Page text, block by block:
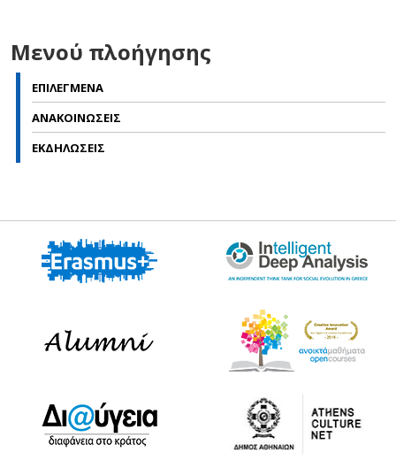
Μενού πλοήγησης
ΕΠΙΛΕΓΜΕΝΑ
ΑΝΑΚΟΙΝΩΣΕΙΣ
ΕΚΔΗΛΩΣΕΙΣ